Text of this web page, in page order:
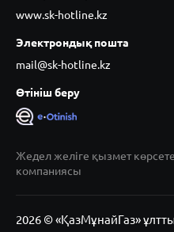
www.sk-hotline.kz
Электрондық пошта
mail@sk-hotline.kz
Өтініш беру
Жедел желіге қызмет
компаниясы
2026 © «ҚазМұнайГаз»